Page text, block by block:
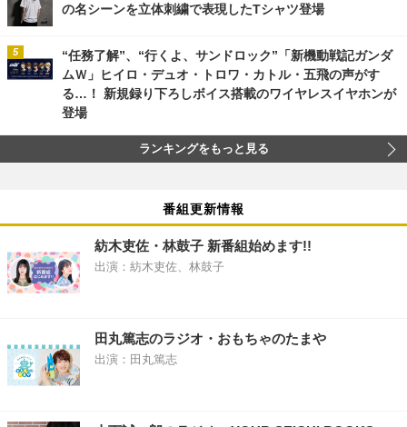
の名シーンを立体刺繍で表現したTシャツ登場
“任務了解”、“行くよ、サンドロック”「新機動戦記ガンダ
ムＷ」ヒイロ・デュオ・トロワ・カトル・五飛の声がす
る…！ 新規録り下ろしボイス搭載のワイヤレスイヤホンが
登場
ランキングをもっと見る
番組更新情報
紡木吏佐・林鼓子 新番組始めます!!
出演：紡木吏佐、林鼓子
田丸篤志のラジオ・おもちゃのたまや
出演：田丸篤志